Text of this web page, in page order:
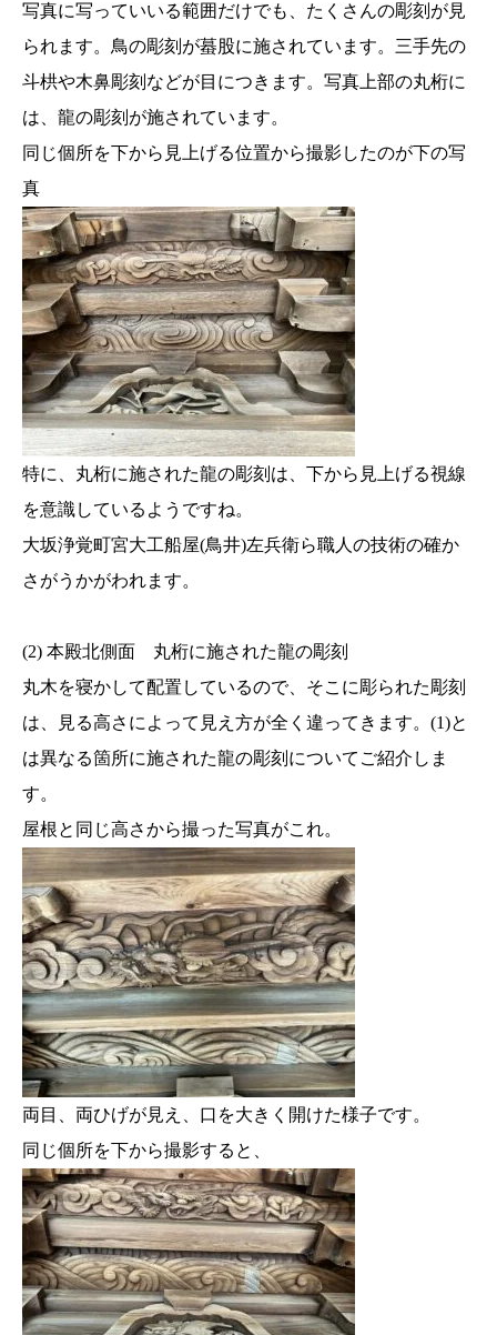
写真に写っていいる範囲だけでも、たくさんの彫刻が見
られます。鳥の彫刻が蟇股に施されています。三手先の
斗栱や木鼻彫刻などが目につきます。写真上部の丸桁に
は、龍の彫刻が施されています。
同じ個所を下から見上げる位置から撮影したのが下の写
真
特に、丸桁に施された龍の彫刻は、下から見上げる視線
を意識しているようですね。
大坂浄覚町宮大工船屋(鳥井)左兵衛ら職人の技術の確か
さがうかがわれます。
(2) 本殿北側面 丸桁に施された龍の彫刻
丸木を寝かして配置しているので、そこに彫られた彫刻
は、見る高さによって見え方が全く違ってきます。(1)と
は異なる箇所に施された龍の彫刻についてご紹介しま
す。
屋根と同じ高さから撮った写真がこれ。
両目、両ひげが見え、口を大きく開けた様子です。
同じ個所を下から撮影すると、